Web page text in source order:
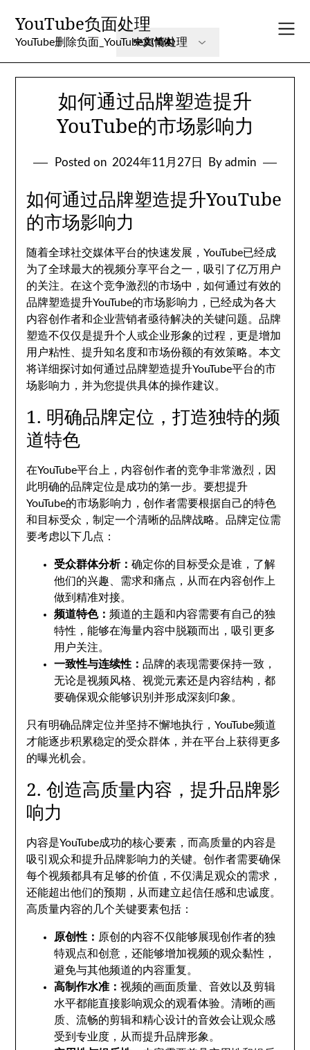
content
YouTube负面处理
YouTube删除负面_YouTube舆情处理
如何通过品牌塑造提升
YouTube的市场影响力
Posted on 2024年11月27日 By admin
如何通过品牌塑造提升YouTube
的市场影响力
随着全球社交媒体平台的快速发展，YouTube已经成
为了全球最大的视频分享平台之一，吸引了亿万用户
的关注。在这个竞争激烈的市场中，如何通过有效的
品牌塑造提升YouTube的市场影响力，已经成为各大
内容创作者和企业营销者亟待解决的关键问题。品牌
塑造不仅仅是提升个人或企业形象的过程，更是增加
用户粘性、提升知名度和市场份额的有效策略。本文
将详细探讨如何通过品牌塑造提升YouTube平台的市
场影响力，并为您提供具体的操作建议。
1. 明确品牌定位，打造独特的频
道特色
在YouTube平台上，内容创作者的竞争非常激烈，因
此明确的品牌定位是成功的第一步。要想提升
YouTube的市场影响力，创作者需要根据自己的特色
和目标受众，制定一个清晰的品牌战略。品牌定位需
要考虑以下几点：
受众群体分析：确定你的目标受众是谁，了解
他们的兴趣、需求和痛点，从而在内容创作上
做到精准对接。
频道特色：频道的主题和内容需要有自己的独
特性，能够在海量内容中脱颖而出，吸引更多
用户关注。
一致性与连续性：品牌的表现需要保持一致，
无论是视频风格、视觉元素还是内容结构，都
要确保观众能够识别并形成深刻印象。
只有明确品牌定位并坚持不懈地执行，YouTube频道
才能逐步积累稳定的受众群体，并在平台上获得更多
的曝光机会。
2. 创造高质量内容，提升品牌影
响力
内容是YouTube成功的核心要素，而高质量的内容是
吸引观众和提升品牌影响力的关键。创作者需要确保
每个视频都具有足够的价值，不仅满足观众的需求，
还能超出他们的预期，从而建立起信任感和忠诚度。
高质量内容的几个关键要素包括：
原创性： 原创的内容不仅能够展现创作者的独
特观点和创意，还能够增加视频的观众黏性，
避免与其他频道的内容重复。
高制作水准：视频的画面质量、音效以及剪辑
水平都能直接影响观众的观看体验。清晰的画
质、流畅的剪辑和精心设计的音效会让观众感
受到专业度，从而提升品牌形象。